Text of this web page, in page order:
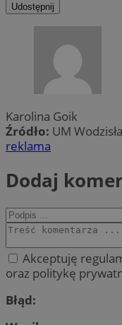
Udostępnij
Karolina Goik
Źródło: UM
reklama
Dodaj
Akceptuję
oraz politykę
Błąd: